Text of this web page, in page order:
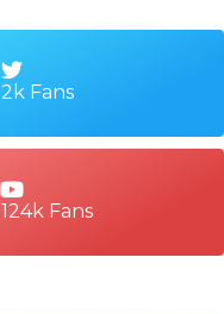
2k Fans
124k Fans